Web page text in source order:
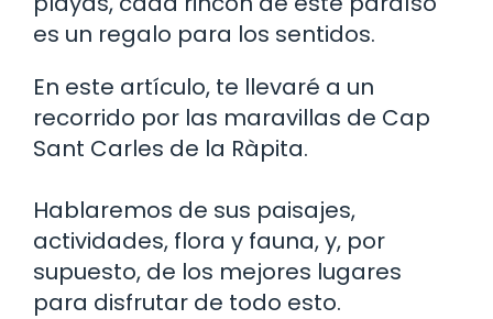
es un regalo para los sentidos.
En este artículo, te llevaré a un
recorrido por las maravillas de Cap
Sant Carles de la Ràpita.
Hablaremos de sus paisajes,
actividades, flora y fauna, y, por
supuesto, de los mejores lugares
para disfrutar de todo esto.